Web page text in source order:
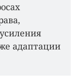
адаптации